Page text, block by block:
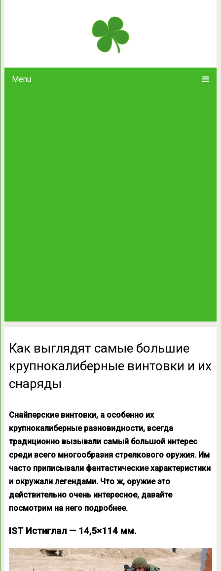
Menu
Как выглядят самые большие
Как выглядят самые большие
крупнокалиберные винтовки и их
снаряды
Снайперские винтовки, а особенно их
крупнокалиберные разновидности, всегда
традиционно вызывали самый большой интерес
среди всего многообразия стрелкового оружия. Им
часто приписывали фантастические характеристики
и окружали легендами. Что ж, оружие это
действительно очень интересное, давайте
посмотрим на него подробнее.
IST Истиглал — 14,5×114 мм.